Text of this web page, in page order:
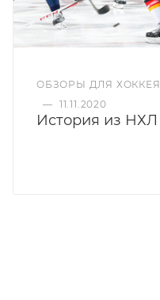
ОБЗОРЫ ДЛЯ ХОККЕЯ
— 11.11.2020
История из НХЛ